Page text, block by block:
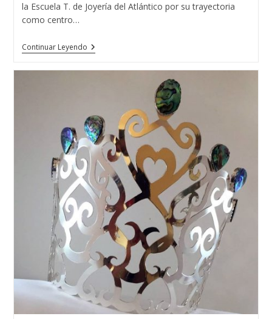
la Escuela T. de Joyería del Atlántico por su trayectoria
como centro…
Continuar LeyendoLa
Escuela
Recibe
El
Premio
Internacional
«José
Nicolau»